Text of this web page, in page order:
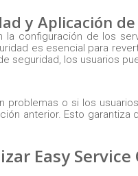
y Aplicación
la configuración de los
es esencial para
seguridad, los usuarios
problemas o si los
anterior. Esto
Easy